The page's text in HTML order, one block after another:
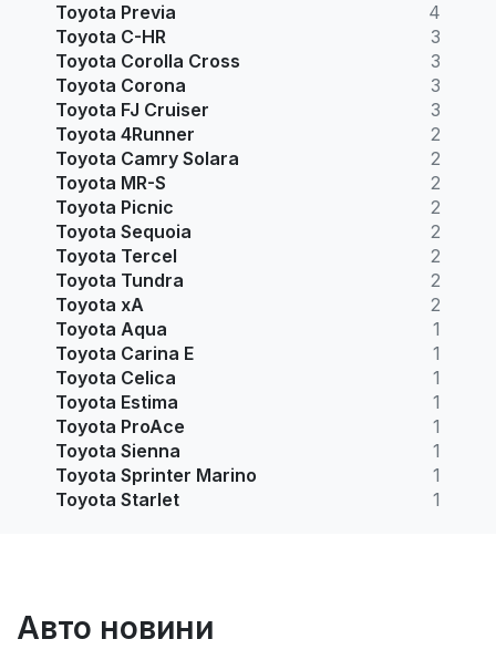
Toyota Previa
4
Toyota C-HR
3
Toyota Corolla Cross
3
Toyota Corona
3
Toyota FJ Cruiser
3
Toyota 4Runner
2
Toyota Camry Solara
2
Toyota MR-S
2
Toyota Picnic
2
Toyota Sequoia
2
Toyota Tercel
2
Toyota Tundra
2
Toyota xA
2
Toyota Aqua
1
Toyota Carina E
1
Toyota Celica
1
Toyota Estima
1
Toyota ProAce
1
Toyota Sienna
1
Toyota Sprinter Marino
1
Toyota Starlet
1
Авто новини